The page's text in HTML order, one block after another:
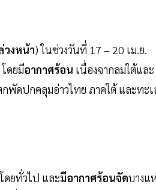
วงหน้า) ในช่วงวันที่ 17 – 20 เม.ย.
โดยมีอากาศร้อน เนื่องจากลมใต้และ
พัดปกคลุมอ่าวไทย ภาคใต้ และทะ
ดยทั่วไป และมีอากาศร้อนจัดบางแ